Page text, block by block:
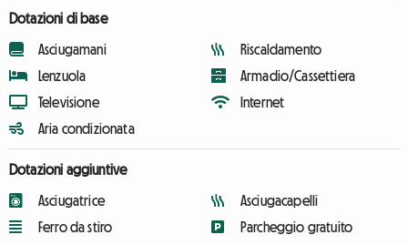
Dotazioni di base
Asciugamani
Lenzuola
Televisione
Aria condizionata
Riscaldamento
Armadio/Cassettiera
Internet
Dotazioni aggiuntive
Asciugatrice
Ferro da stiro
Asciugacapelli
Parcheggio gratuito